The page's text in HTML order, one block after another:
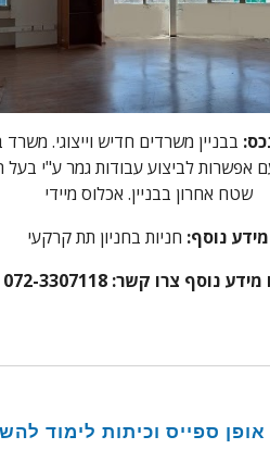
בבניין משרדים חדיש וייצוגי.
אפשרות לביצוע עבודות גמר ע"י בעל
שטח אחרון בבניין. אכלוס מיידי
מידע נוסף: חניות בחניון תת קרקעי
נוסף צרו קשר: 072-3307118 זאב
ספייס וכיתות לימוד